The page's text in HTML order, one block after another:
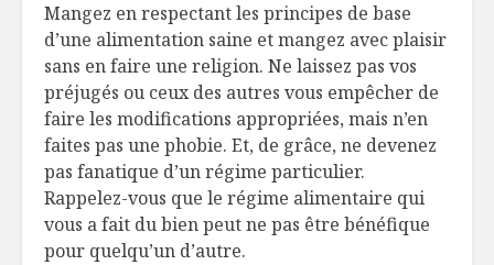
Mangez en respectant les principes de base
d’une alimentation saine et mangez avec plaisir
sans en faire une religion. Ne laissez pas vos
préjugés ou ceux des autres vous empêcher de
faire les modifications appropriées, mais n’en
faites pas une phobie. Et, de grâce, ne devenez
pas fanatique d’un régime particulier.
Rappelez-vous que le régime alimentaire qui
vous a fait du bien peut ne pas être bénéfique
pour quelqu’un d’autre.